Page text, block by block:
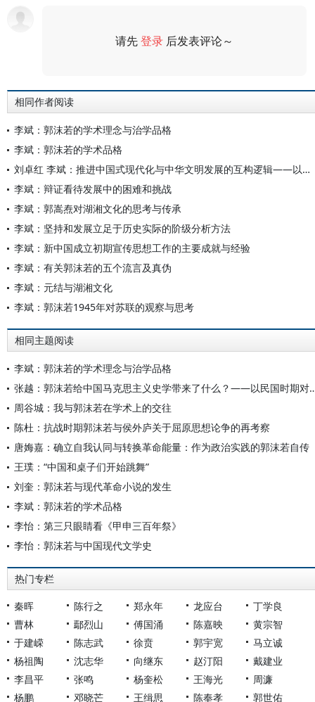
请先登录 后发表评论～
相同作者阅读
李斌：郭沫若的学术理念与治学品格
李斌：郭沫若的学术品格
刘卓红 李斌：推进中国式现代化与中华文明发展的互构逻辑——以文明性为视角
李斌：辩证看待发展中的困难和挑战
李斌：郭嵩焘对湖湘文化的思考与传承
李斌：坚持和发展立足于历史实际的阶级分析方法
李斌：新中国成立初期宣传思想工作的主要成就与经验
李斌：有关郭沫若的五个流言及真伪
李斌：元结与湖湘文化
李斌：郭沫若1945年对苏联的观察与思考
相同主题阅读
李斌：郭沫若的学术理念与治学品格
张越：郭沫若给中国马克思主义史学
周谷城：我与郭沫若在学术上的交往
陈杜：抗战时期郭沫若与侯外庐关于屈原思想论争的再考察
唐娒嘉：确立自我认同与转换革命能量：作为政治实践的郭沫若自传
王璞：“中国和桌子们开始跳舞”
刘奎：郭沫若与现代革命小说的发生
李斌：郭沫若的学术品格
李怡：第三只眼睛看《甲申三百年祭》
李怡：郭沫若与中国现代文学史
热门专栏
秦晖 陈行之 郑永年 龙应台
丁学良
曹林
鄢烈山 傅国涌 陈嘉映
黄宗智
于建嵘
陈志武 徐贲 郭宇宽
马立诚
杨祖陶
沈志华 向继东 赵汀阳
戴建业
李昌平
张鸣 杨奎松 王海光
周濂
杨鹏
邓晓芒 王缉思 陈奉孝 郭世佑